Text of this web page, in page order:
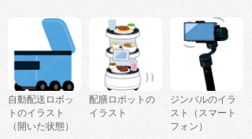
自動配送ロボッ
トのイラスト
（開いた状態）
配膳ロボットの
イラスト
ジンバルのイラ
スト（スマート
フォン）